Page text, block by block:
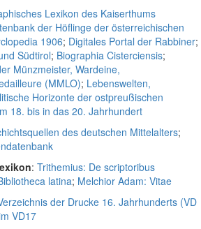
Lexikon des Kaiserthums
der Höflinge der österreichischen
1906; Digitales Portal der Rabbiner;
Südtirol; Biographia Cisterciensis;
Münzmeister, Wardeine,
(MMLO); Lebenswelten,
Horizonte der ostpreußischen
18. bis in das 20. Jahrhundert
des deutschen Mittelalters;
: Trithemius: De scriptoribus
latina; Melchior Adam: Vitae
der Drucke 16. Jahrhunderts (VD
VD17